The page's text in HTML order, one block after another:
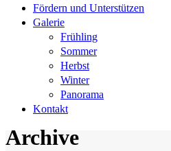
Fördern und Unterstützen
Galerie
Frühling
Sommer
Herbst
Winter
Panorama
Kontakt
Archive